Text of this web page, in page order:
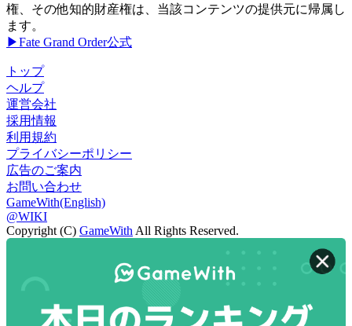
権、その他知的財産権は、当該コンテンツの提供元に帰属し
ます。
▶Fate Grand Order公式
トップ
ヘルプ
運営会社
採用情報
利用規約
プライバシーポリシー
広告のご案内
お問い合わせ
GameWith(English)
@WIKI
Copyright (C) GameWith All Rights Reserved.